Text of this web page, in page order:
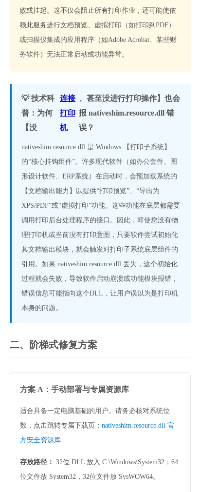
败或挂起。这不仅会阻止所有打印作业，还可能使依
赖此服务进行文档预览、虚拟打印（如打印到PDF）
或扫描仪集成的应用程序（如Adobe Acrobat、某些财
务软件）无法正常启动或功能异常。
💡 技术科
普：为何
【没
连接
打印
机
、甚至没进行打印操作】也会
报 nativeshim.resource.dll 错
误？
nativeshim.resource.dll 是 Windows 【打印子系统】
的“核心挂钩组件”。许多现代软件（如办公套件、图
形设计软件、ERP系统）在启动时，会预加载系统的
【文档输出能力】以提供“打印预览”、“导出为
XPS/PDF”或“虚拟打印”功能。这些功能在底层都需要
调用打印后台处理程序的接口。因此，即使您没有物
理打印机或当前没有打印意图，只要软件尝试初始化
其文档输出模块，就会触发对打印子系统底层组件的
引用。如果 nativeshim.resource.dll 丢失，这个初始化
过程就会失败，导致软件启动崩溃或功能模块报错，
错误信息可能指向这个DLL，让用户误以为是打印机
本身的问题。
二、阶梯式修复方案
方案 A：手动部署与专属资源库
适合具备一定电脑基础的用户。请务必核对系统位
数，点击跳转专属下载页： nativeshim.resource.dll 官
方安全资源库
存放路径： 32位 DLL 放入 C:\Windows\System32 ；64
位文件放 System32 ，32位文件放 SysWOW64。